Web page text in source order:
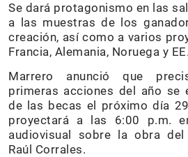
Se dará protagonismo en las
a las muestras de los
creación, así como a varios
Francia, Alemania, Noruega y
Marrero anunció que
primeras acciones del año se
de las becas el próximo día
proyectará a las 6:00 p.m.
audiovisual sobre la obra
Raúl Corrales.